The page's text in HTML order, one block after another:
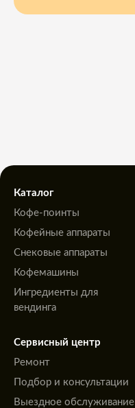
Каталог
Кофе-поинты
Кофейные аппараты
Снековые аппараты
Кофемашины
Ингредиенты для
вендинга
Сервисный центр
Ремонт
Подбор и консультации
Выездное обслуживание